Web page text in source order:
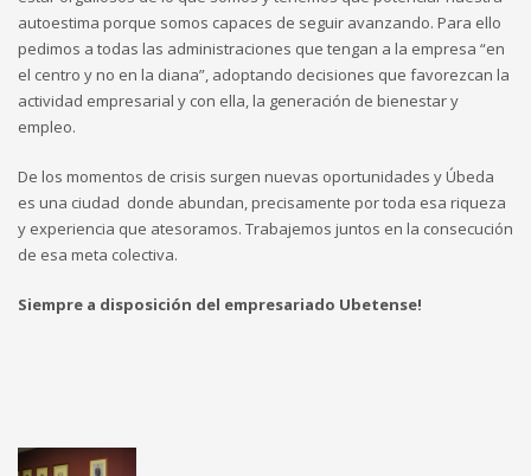
autoestima porque somos capaces de seguir avanzando. Para ello
pedimos a todas las administraciones que tengan a la empresa “en
el centro y no en la diana”, adoptando decisiones que favorezcan la
actividad empresarial y con ella, la generación de bienestar y
empleo.
De los momentos de crisis surgen nuevas oportunidades y Úbeda
es una ciudad donde abundan, precisamente por toda esa riqueza
y experiencia que atesoramos. Trabajemos juntos en la consecución
de esa meta colectiva.
Siempre a disposición del empresariado Ubetense!